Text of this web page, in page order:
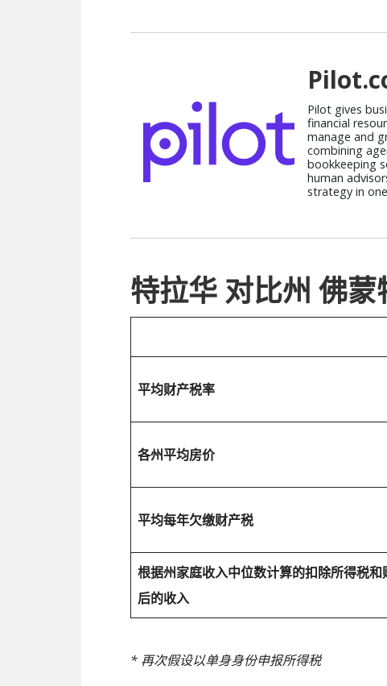
Pilot gives
financial
manage and
combining
bookkeeping
human
strategy in
特拉华 对比州 佛
平均财产税率
各州平均房价
平均每年欠缴财产税
根据州家庭收入中位数计算的扣除所得税和
后的收入
* 再次假设以单身身份申报所得税